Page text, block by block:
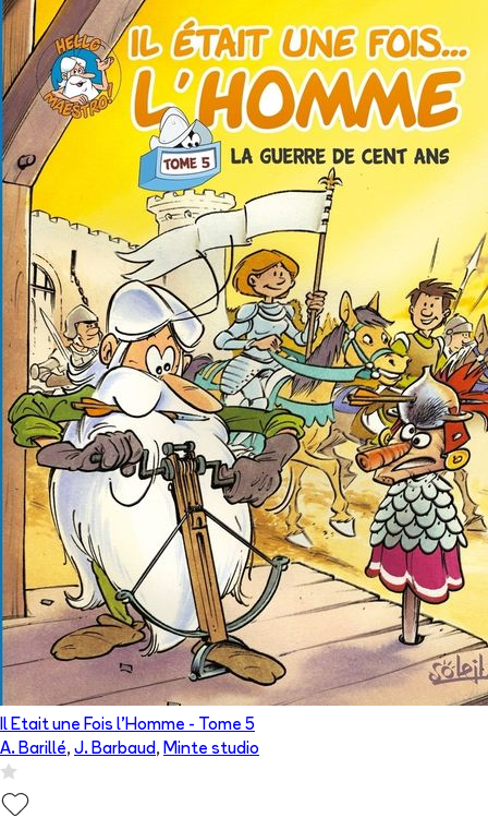
Il Etait une Fois l'Homme - Tome 5
A. Barillé, J. Barbaud, Minte studio